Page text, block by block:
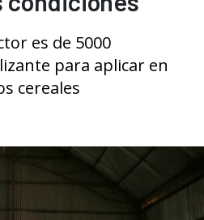
es de 5000
para aplicar en
cereales